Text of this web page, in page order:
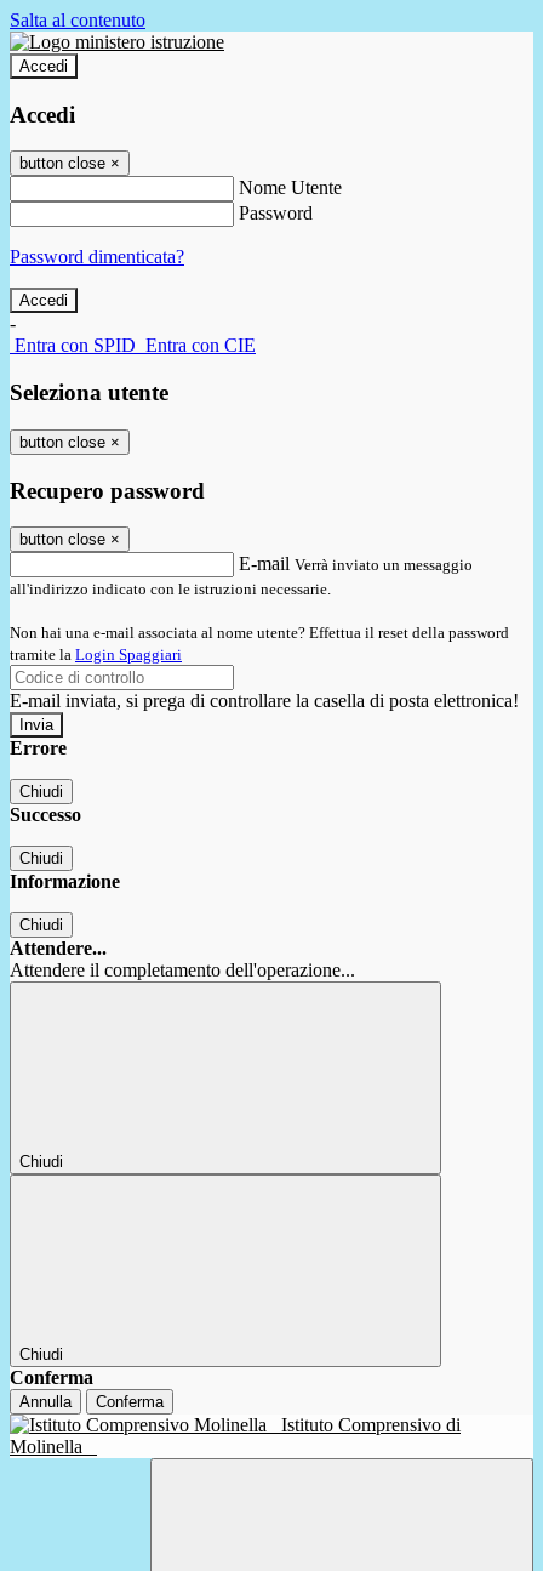
Salta al contenuto
Accedi
Accedi
button close ×
Nome Utente
Password
Password dimenticata?
-
Entra con SPID Entra con CIE
Seleziona utente
button close ×
Recupero password
button close ×
E-mail Verrà inviato un messaggio
all'indirizzo indicato con le istruzioni necessarie.
Non hai una e-mail associata al nome utente? Effettua il reset della password
tramite la Login Spaggiari
E-mail inviata, si prega di controllare la casella di posta elettronica!
Errore
Chiudi
Successo
Chiudi
Informazione
Chiudi
Attendere...
Attendere il completamento dell'operazione...
Chiudi
Chiudi
Conferma
Annulla Conferma
Istituto Comprensivo di
Molinella